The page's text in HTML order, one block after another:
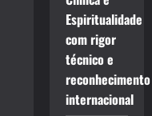
Espiritualidade
com rigor
técnico e
reconhecimento
internacional